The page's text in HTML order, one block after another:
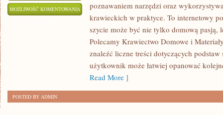
MOŻLIWOŚĆ KOMENTOWANIA NAPRAWY
PRZERÓBKI
poznawaniem narzędzi oraz
krawieckich w praktyce. To internetowy
szycie może być nie tylko domową pasją,
Polecamy Krawiectwo Domowe i
znaleźć liczne treści dotyczących
użytkownik może łatwiej opanować
Read More ]
POSTED BY ADMIN